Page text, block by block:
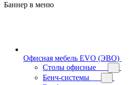
Баннер в меню
Офисная мебель EVO (ЭВО)
Cтолы офисные
Бенч-системы